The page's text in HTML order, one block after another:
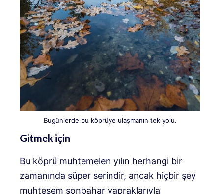
Bugünlerde bu köprüye ulaşmanın tek yolu.
Gitmek için
Bu köprü muhtemelen yılın herhangi bir
zamanında süper serindir, ancak hiçbir şey
muhteşem sonbahar yapraklarıyla